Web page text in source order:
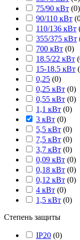
75/90 кВт (0)
90/110 кВт (
110/136 кВт
355/375 кВт
700 кВт (0)
18.5/22 кВт (
15-18.5 кВт (
0,25 (0)
0,25 кВт (0)
0,55 кВт (0)
1,1 кВт (0)
3 кВт (0)
5,5 кВт (0)
7,5 кВт (0)
3,7 кВт (0)
0,09 кВт (0)
0,18 кВт (0)
0,12 кВт (0)
4 кВт (0)
1,5 кВт (0)
Степень защиты
IP20 (0)